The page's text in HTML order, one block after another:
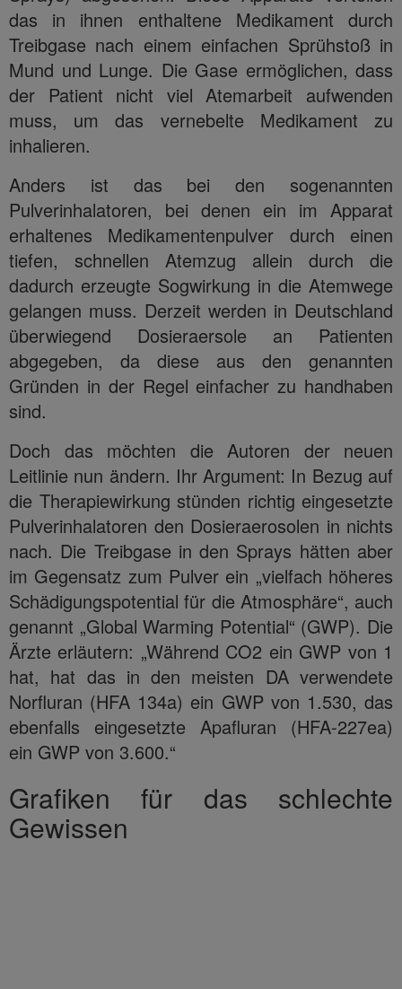
das in ihnen enthaltene Medikament durch
Treibgase nach einem einfachen Sprühstoß in
Mund und Lunge. Die Gase ermöglichen, dass
der Patient nicht viel Atemarbeit aufwenden
muss, um das vernebelte Medikament zu
inhalieren.
Anders ist das bei den sogenannten
Pulverinhalatoren, bei denen ein im Apparat
erhaltenes Medikamentenpulver durch einen
tiefen, schnellen Atemzug allein durch die
dadurch erzeugte Sogwirkung in die Atemwege
gelangen muss. Derzeit werden in Deutschland
überwiegend Dosieraersole an Patienten
abgegeben, da diese aus den genannten
Gründen in der Regel einfacher zu handhaben
sind.
Doch das möchten die Autoren der neuen
Leitlinie nun ändern. Ihr Argument: In Bezug auf
die Therapiewirkung stünden richtig eingesetzte
Pulverinhalatoren den Dosieraerosolen in nichts
nach. Die Treibgase in den Sprays hätten aber
im Gegensatz zum Pulver ein „vielfach höheres
Schädigungspotential für die Atmosphäre“, auch
genannt „Global Warming Potential“ (GWP). Die
Ärzte erläutern: „Während CO2 ein GWP von 1
hat, hat das in den meisten DA verwendete
Norfluran (HFA 134a) ein GWP von 1.530, das
ebenfalls eingesetzte Apafluran (HFA-227ea)
ein GWP von 3.600.“
Grafiken für das schlechte
Gewissen